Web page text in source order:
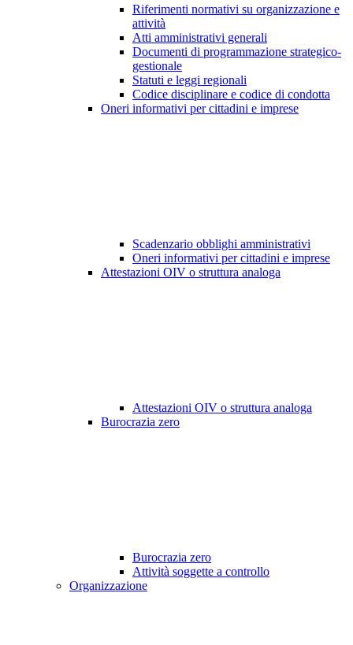
Riferimenti normativi su organizzazione e
attività
Atti amministrativi generali
Documenti di programmazione strategico-
gestionale
Statuti e leggi regionali
Codice disciplinare e codice di condotta
Oneri informativi per cittadini e imprese
Scadenzario obblighi amministrativi
Oneri informativi per cittadini e imprese
Attestazioni OIV o struttura analoga
Attestazioni OIV o struttura analoga
Burocrazia zero
Burocrazia zero
Attività soggette a controllo
Organizzazione